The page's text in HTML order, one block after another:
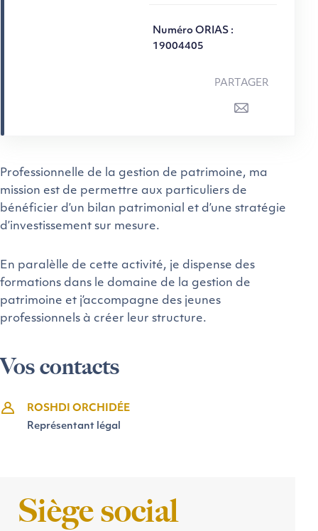
Numéro ORIAS :
19004405
PARTAGER
Professionnelle de la gestion de patrimoine, ma
mission est de permettre aux particuliers de
bénéficier d’un bilan patrimonial et d’une stratégie
d’investissement sur mesure.
En paralèlle de cette activité, je dispense des
formations dans le domaine de la gestion de
patrimoine et j’accompagne des jeunes
professionnels à créer leur structure.
Vos contacts
ROSHDI ORCHIDÉE
Représentant légal
Siège social